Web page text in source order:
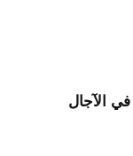
الآجال